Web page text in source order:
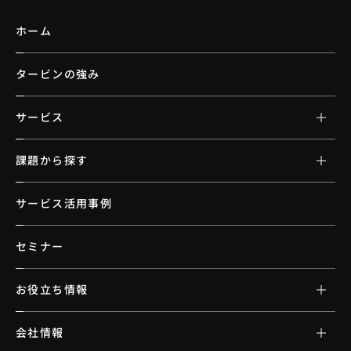
ホーム
タービンの強み
サービス
課題から探す
サービス活用事例
セミナー
お役立ち情報
会社情報